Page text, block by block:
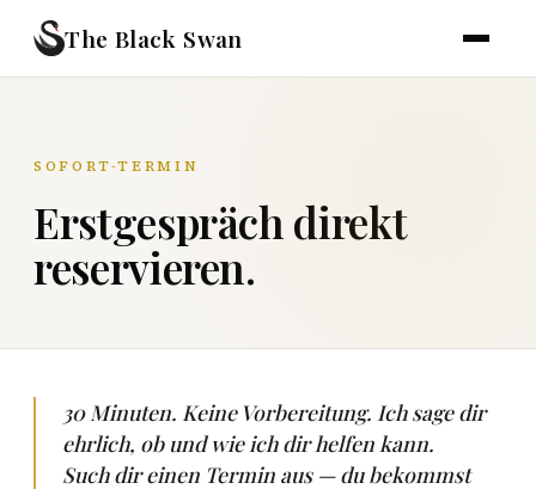
The Black Swan
SOFORT-TERMIN
Erstgespräch direkt
reservieren.
30 Minuten. Keine Vorbereitung. Ich sage dir
ehrlich, ob und wie ich dir helfen kann.
Such dir einen Termin aus — du bekommst